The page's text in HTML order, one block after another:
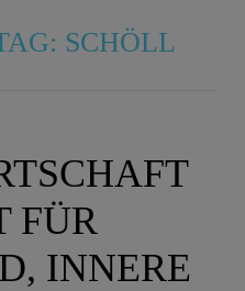
SCHÖLL
FÜR
INNERE